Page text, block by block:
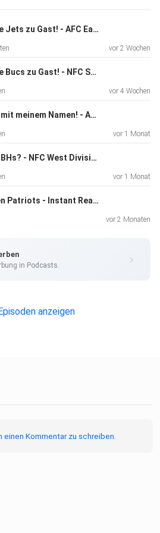
**Special** - Die Jets zu Gast! - AFC East Preview 2026 - mit Marvin von der Gang Green Germany!
vor 2 Wochen
**Special** - Die Bucs zu Gast! - NFC South Preview 2026 - mit Tobi Starke
vor 4 Wochen
Dafür steh´ ich mit meinem Namen! - AFC North Division Preview 2026
vor 1 Monat
So knackig wie BHs? - NFC West Division Preview 2026
vor 1 Monat
AJ Brown zu den Patriots - Instant Reaction
vor 2 Monaten
in Podcasts.
anzeigen
einen Kommentar zu schreiben.